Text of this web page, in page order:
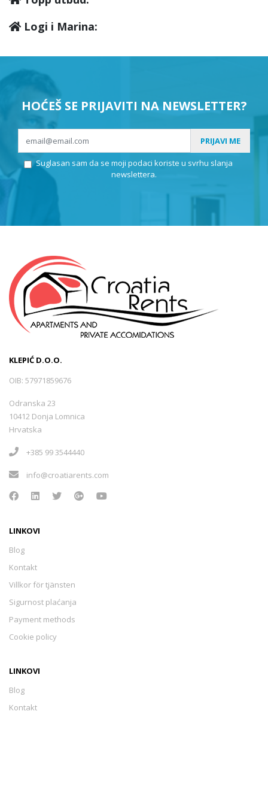
Logi i Marina:
HOĆEŠ SE PRIJAVITI NA NEWSLETTER?
PRIJAVI ME
Suglasan sam da se moji podaci koriste u svrhu slanja
newslettera.
KLEPIĆ D.O.O.
OIB: 57971859676
Odranska 23
10412 Donja Lomnica
Hrvatska
+385 99 3544440
info@croatiarents.com
LINKOVI
Blog
Kontakt
Villkor för tjänsten
Sigurnost plaćanja
Payment methods
Cookie policy
LINKOVI
Blog
Kontakt